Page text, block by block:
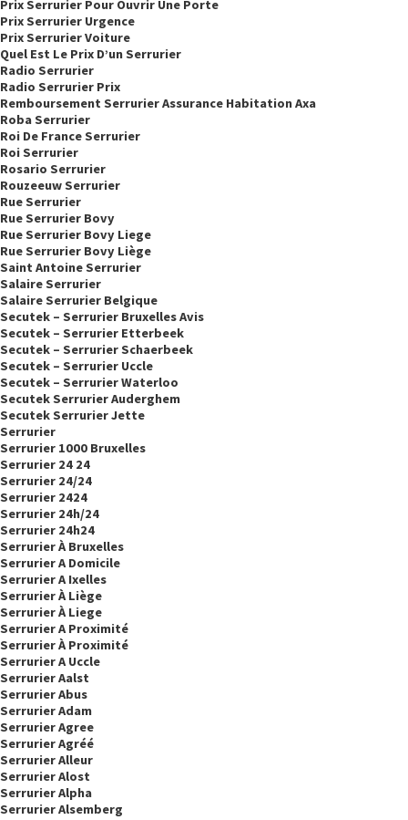
Prix Serrurier Pour Ouvrir Une Porte
Prix Serrurier Urgence
Prix Serrurier Voiture
Quel Est Le Prix D’un Serrurier
Radio Serrurier
Radio Serrurier Prix
Remboursement Serrurier Assurance Habitation Axa
Roba Serrurier
Roi De France Serrurier
Roi Serrurier
Rosario Serrurier
Rouzeeuw Serrurier
Rue Serrurier
Rue Serrurier Bovy
Rue Serrurier Bovy Liege
Rue Serrurier Bovy Liège
Saint Antoine Serrurier
Salaire Serrurier
Salaire Serrurier Belgique
Secutek – Serrurier Bruxelles Avis
Secutek – Serrurier Etterbeek
Secutek – Serrurier Schaerbeek
Secutek – Serrurier Uccle
Secutek – Serrurier Waterloo
Secutek Serrurier Auderghem
Secutek Serrurier Jette
Serrurier
Serrurier 1000 Bruxelles
Serrurier 24 24
Serrurier 24/24
Serrurier 2424
Serrurier 24h/24
Serrurier 24h24
Serrurier À Bruxelles
Serrurier A Domicile
Serrurier A Ixelles
Serrurier À Liège
Serrurier À Liege
Serrurier A Proximité
Serrurier À Proximité
Serrurier A Uccle
Serrurier Aalst
Serrurier Abus
Serrurier Adam
Serrurier Agree
Serrurier Agréé
Serrurier Alleur
Serrurier Alost
Serrurier Alpha
Serrurier Alsemberg